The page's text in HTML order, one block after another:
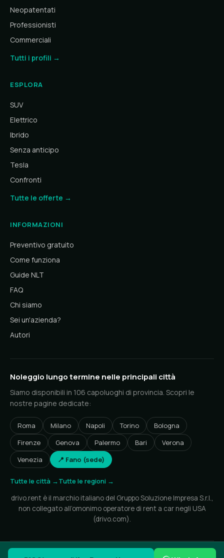
Neopatentati
Professionisti
Commerciali
Tutti i profili →
ESPLORA
SUV
Elettrico
Ibrido
Senza anticipo
Tesla
Confronti
Tutte le offerte →
INFORMAZIONI
Preventivo gratuito
Come funziona
Guide NLT
FAQ
Chi siamo
Sei un'azienda?
Autori
Noleggio lungo termine nelle principali città
Siamo disponibili in 106 capoluoghi di provincia. Scopri le
nostre pagine dedicate:
Roma Milano Napoli Torino
Bologna
Firenze
Genova Palermo Bari
Verona
Venezia
📍 Fano (sede)
Tutte le città →Tutte le regioni →
drivo.rent è il marchio italiano del Gruppo Soluzione Impresa S.r.l.,
non collegato all’omonimo operatore di rent a car negli USA
(drivo.com).
© 2026 drivo.rent — Gruppo Soluzione Impresa S.r.l. • P.IVA IT05252350870